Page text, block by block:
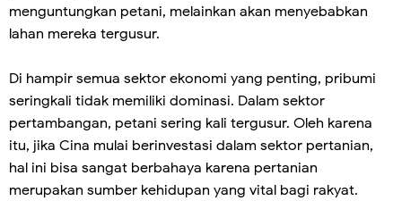
menguntungkan petani, melainkan akan menyebabkan
lahan mereka tergusur.
Di hampir semua sektor ekonomi yang penting, pribumi
seringkali tidak memiliki dominasi. Dalam sektor
pertambangan, petani sering kali tergusur. Oleh karena
itu, jika Cina mulai berinvestasi dalam sektor pertanian,
hal ini bisa sangat berbahaya karena pertanian
merupakan sumber kehidupan yang vital bagi rakyat.